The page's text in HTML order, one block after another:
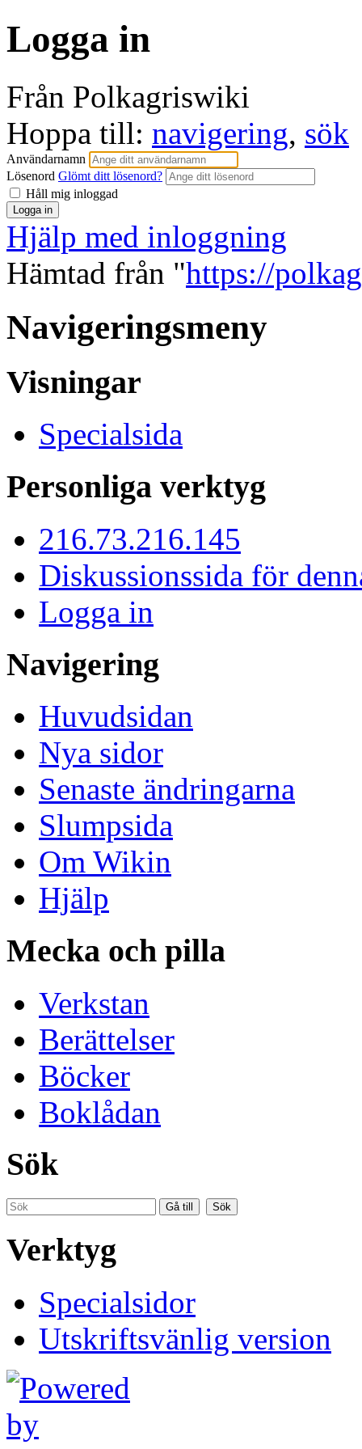
Logga in
Från Polkagriswiki
Hoppa till: navigering, sök
Användarnamn
Lösenord Glömt ditt lösenord?
Håll mig inloggad
Hjälp med inloggning
Hämtad från "https://
Navigeringsmeny
Visningar
Specialsida
Personliga verktyg
216.73.216.145
Diskussionssida för
Logga in
Navigering
Huvudsidan
Nya sidor
Senaste ändringarna
Slumpsida
Om Wikin
Hjälp
Mecka och pilla
Verkstan
Berättelser
Böcker
Boklådan
Sök
Verktyg
Specialsidor
Utskriftsvänlig version